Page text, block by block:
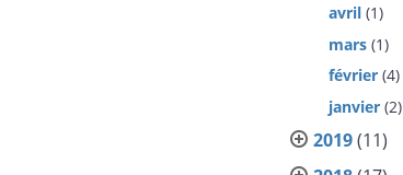
avril (1)
mars (1)
février (4)
janvier (2)
2019(11)